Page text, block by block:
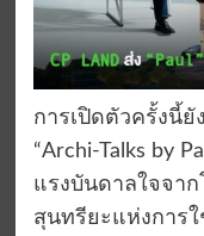
การเปิดตัวครั้งนี้
“Archi-Talks by
แรงบันดาลใจจา
สุนทรียะแห่งการใ